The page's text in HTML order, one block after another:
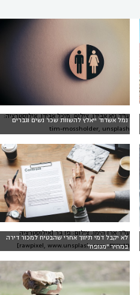
נמל אשדוד ייאלץ להשוות שכר נשים וגברים
עו"ד גיא אבידן, צילום: מיכל אבידן, אילוסטרציה:
tim-mossholder, unsplash
לא יקבל דמי תיווך אחרי שהבטיח למכור דירה
במחיר "מנופח"
עו"ד ארז הימן, צילום: פז בר [אילוסטרציה
חיצונית: rawpixel, www.unsplash.com]